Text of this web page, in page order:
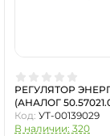
РЕГУЛЯТОР
(АНАЛОГ
Код: УТ-00139029
В наличии: 320